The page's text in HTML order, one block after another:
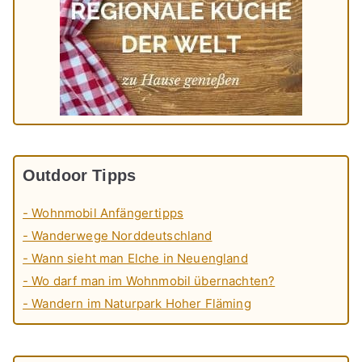
Outdoor Tipps
- Wohnmobil Anfängertipps
- Wanderwege Norddeutschland
- Wann sieht man Elche in Neuengland
- Wo darf man im Wohnmobil übernachten?
- Wandern im Naturpark Hoher Fläming